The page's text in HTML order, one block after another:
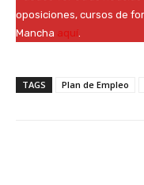
oposiciones, cursos de
Mancha aquí.
TAGS Plan de Empleo